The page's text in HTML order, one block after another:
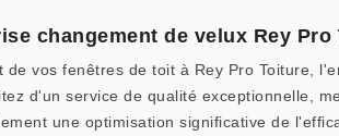
changement de velux Rey Pro
vos fenêtres de toit à Rey Pro Toiture,
d'un service de qualité exceptionnelle,
une optimisation significative de